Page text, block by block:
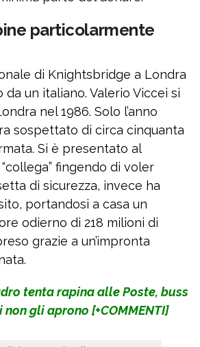
particolarmente
di Knightsbridge a Londra
un italiano. Valerio Viccei si
nel 1986. Solo l’anno
sospettato di circa cinquanta
Si è presentato al
fingendo di voler
di sicurezza, invece ha
portandosi a casa un
odierno di 218 milioni di
grazie a un’impronta
tenta rapina alle Poste, buss
gli aprono [+COMMENTI]